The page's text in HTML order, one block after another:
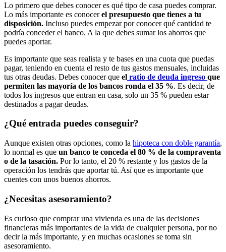
Lo primero que debes conocer es qué tipo de casa puedes comprar.
Lo más importante es conocerel presupuesto que tienes a tu
disposición. Incluso puedes empezar por conocer qué cantidad te
podría conceder el banco. A la que debes sumar los ahorros que
puedes aportar.
Es importante que seas realista y te bases en una cuota que puedas
pagar, teniendo en cuenta el resto de tus gastos mensuales, incluidas
tus otras deudas. Debes conocer que el ratio de deuda ingreso que
permiten las mayoría de los bancos ronda el 35 %. Es decir, de
todos los ingresos que entran en casa, solo un 35 % pueden estar
destinados a pagar deudas.
¿Qué entrada puedes conseguir?
Aunque existen otras opciones, como la hipoteca con doble garantía,
lo normal es que un banco te conceda el 80 % de la compraventa
o de la tasación. Por lo tanto, el 20 % restante y los gastos de la
operación los tendrás que aportar tú. Así que es importante que
cuentes con unos buenos ahorros.
¿Necesitas asesoramiento?
Es curioso que comprar una vivienda es una de las decisiones
financieras más importantes de la vida de cualquier persona, por no
decir la más importante, y en muchas ocasiones se toma sin
asesoramiento.